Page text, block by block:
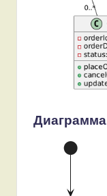
Диаграмма